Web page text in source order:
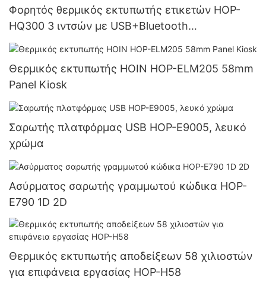
Φορητός θερμικός εκτυπωτής ετικετών HOP-
HQ300 3 ιντσών με USB+Bluetooth
Προμηθευτής
Θερμικός εκτυπωτής HOIN HOP-ELM205 58mm
Panel Kiosk
Σαρωτής πλατφόρμας USB HOP-E9005, λευκό
χρώμα
Ασύρματος σαρωτής γραμμωτού κώδικα HOP-
E790 1D 2D
Θερμικός εκτυπωτής αποδείξεων 58 χιλιοστών
για επιφάνεια εργασίας HOP-H58